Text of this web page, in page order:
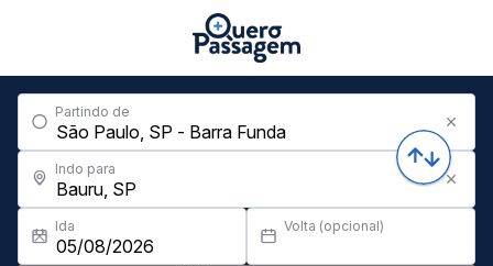
Partindo de
Indo para
Ida Volta (opcional)